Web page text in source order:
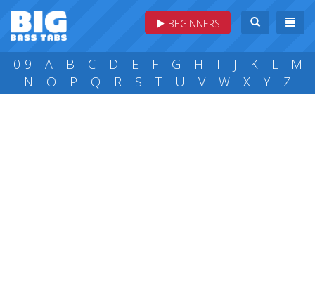
BEGINNERS
0-9 A B C D E F G H I J K L
M
N
O P Q R S T U V W X Y Z